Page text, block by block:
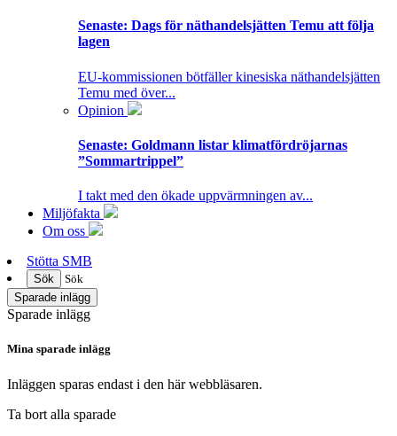
Senaste: Dags för näthandelsjätten Temu att följa
lagen
EU-kommissionen bötfäller kinesiska näthandelsjätten
Temu med över...
Opinion
Senaste: Goldmann listar klimatfördröjarnas
”Sommartrippel”
I takt med den ökade uppvärmningen av...
Miljöfakta
Om oss
Stötta SMB
Sök
Sök
Sparade inlägg
Sparade inlägg
Mina sparade inlägg
Inläggen sparas endast i den här webbläsaren.
Ta bort alla sparade